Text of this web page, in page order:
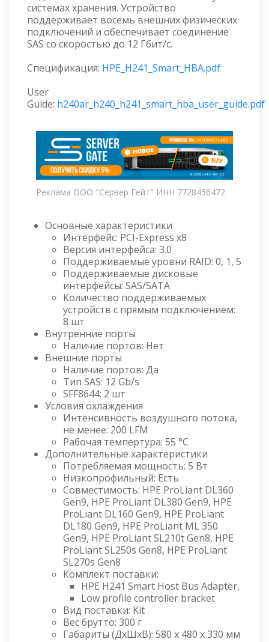
системах хранения. Устройство
поддерживает восемь внешних физических
подключений и обеспечивает соединение
SAS со скоростью до 12 Гбит/с.
Спецификация: HPE_H241_Smart_HBA.pdf
User
Guide: h240ar_h240_h241_smart_hba_user_guide.pdf
Реклама ООО "Сервер Гейт" ИНН 7728456472
Основные характеристики
Интерфейс: PCI-Express x8
Версия интерфейса: 3.0
Поддерживаемые уровни RAID: 0, 1, 5
Поддерживаемые дисковые
интерфейсы: SAS/SATA
Количество поддерживаемых
устройств с прямым подключением:
8 шт
Внутренние порты
Наличие портов: Нет
Внешние порты
Наличие портов: Да
Тип SAS: 12 Gb/s
SFF8644: 2 шт
Условия охлаждения
Интенсивность воздушного потока,
не менее: 200 LFM
Рабочая темпертура: 55 °C
Дополнительные характеристики
Потребляемая мощность: 5 Вт
Низкопрофильный: Есть
Совместимость: HPE ProLiant DL360
Gen9, HPE ProLiant DL380 Gen9, HPE
ProLiant DL160 Gen9, HPE ProLiant
DL180 Gen9, HPE ProLiant ML 350
Gen9, HPE ProLiant SL210t Gen8, HPE
ProLiant SL250s Gen8, HPE ProLiant
SL270s Gen8
Комплект поставки:
HPE H241 Smart Host Bus Adapter,
Low profile controller bracket
Вид поставки: Kit
Вес брутто: 300 г
Габариты (ДxШxВ): 580 x 480 x 330 мм